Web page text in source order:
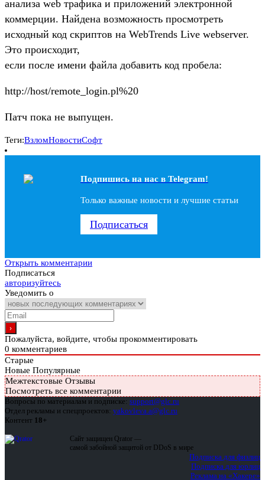
анализа web трафика и приложений электронной
коммерции. Найдена возможность просмотреть
исходный код скриптов на WebTrends Live webserver.
Это происходит,
если после имени файла добавить код пробела:
http://host/remote_login.pl%20
Патч пока не выпущен.
Теги:ВзломНовостиСофт
Подпишись на наc в Telegram!
Только важные новости и лучшие статьи
Подписаться
Открыть комментарии
Подписаться
авторизуйтесь
Уведомить о
Пожалуйста, войдите, чтобы прокомментировать
0 комментариев
Старые
Новые Популярные
Межтекстовые Отзывы
Посмотреть все комментарии
Вопросы по материалам и подписке: support@glc.ru
Отдел рекламы и спецпроектов: yakovleva.a@glc.ru
Контент 18+
Сайт защищен Qrator —
самой забойной защитой от DDoS в мире
Подписка для физлиц
Подписка для юрлиц
Реклама на «Хакере»